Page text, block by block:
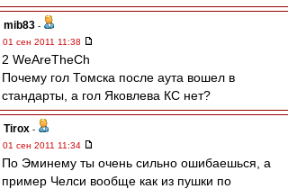
mib83 -
01 сен 2011 11:38
2 WeAreTheCh
Почему гол Томска после аута вошел в
стандарты, а гол Яковлева КС нет?
Tirox -
01 сен 2011 11:34
По Эминему ты очень сильно ошибаешься, а
пример Челси вообще как из пушки по